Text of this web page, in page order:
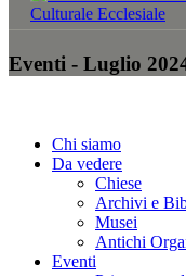
Eventi - Luglio
Chi siamo
Da vedere
Chiese
Archivi e
Musei
Antichi
Eventi